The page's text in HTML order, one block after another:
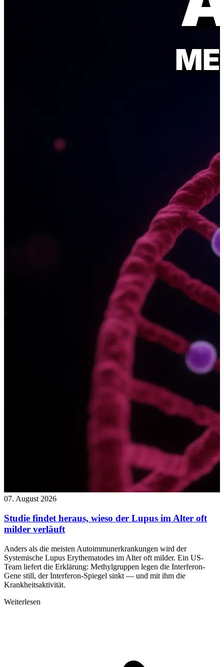
07. August 2026
Studie findet heraus, wieso der Lupus im Alter oft
milder verläuft
Anders als die meisten Autoimmunerkrankungen wird der
Systemische Lupus Erythematodes im Alter oft milder. Ein US-
Team liefert die Erklärung: Methylgruppen legen die Interferon-
Gene still, der Interferon-Spiegel sinkt — und mit ihm die
Krankheitsaktivität.
Weiterlesen